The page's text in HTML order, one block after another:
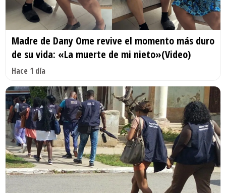
Madre de Dany Ome revive el momento más duro
de su vida: «La muerte de mi nieto»(Video)
Hace 1 día